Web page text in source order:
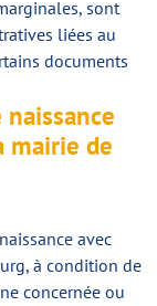
sont
liées au
documents
mairie de
avec
à condition de
concernée ou